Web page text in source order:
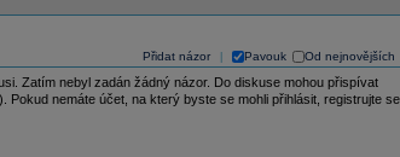
Přidat názor Pavouk Od nejnovějších
Zatím nebyl zadán žádný názor. Do diskuse mohou přispívat
Pokud nemáte účet, na který byste se mohli přihlásit, registrujte se